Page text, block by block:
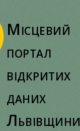
Місцевий
портал
відкритих
даних
Львівщини